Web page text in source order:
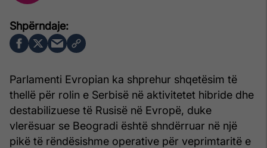
Parlamenti Evropian ka shprehur shqetësim të
thellë për rolin e Serbisë në aktivitetet hibride dhe
destabilizuese të Rusisë në Evropë, duke
vlerësuar se Beogradi është shndërruar në një
pikë të rëndësishme operative për veprimtaritë e